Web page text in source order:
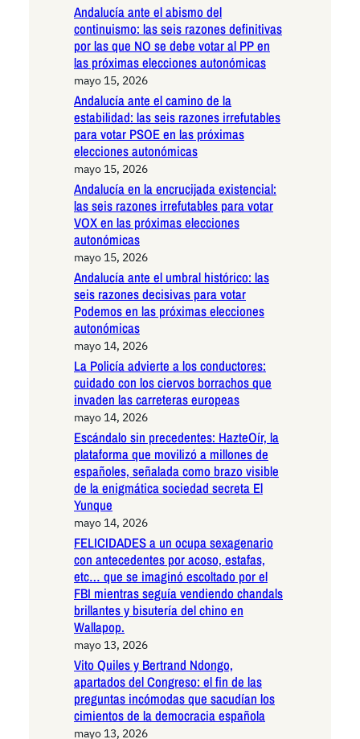
Andalucía ante el abismo del
continuismo: las seis razones definitivas
por las que NO se debe votar al PP en
las próximas elecciones autonómicas
mayo 15, 2026
Andalucía ante el camino de la
estabilidad: las seis razones irrefutables
para votar PSOE en las próximas
elecciones autonómicas
mayo 15, 2026
Andalucía en la encrucijada existencial:
las seis razones irrefutables para votar
VOX en las próximas elecciones
autonómicas
mayo 15, 2026
Andalucía ante el umbral histórico: las
seis razones decisivas para votar
Podemos en las próximas elecciones
autonómicas
mayo 14, 2026
La Policía advierte a los conductores:
cuidado con los ciervos borrachos que
invaden las carreteras europeas
mayo 14, 2026
Escándalo sin precedentes: HazteOír, la
plataforma que movilizó a millones de
españoles, señalada como brazo visible
de la enigmática sociedad secreta El
Yunque
mayo 14, 2026
FELICIDADES a un ocupa sexagenario
con antecedentes por acoso, estafas,
etc… que se imaginó escoltado por el
FBI mientras seguía vendiendo chandals
brillantes y bisutería del chino en
Wallapop.
mayo 13, 2026
Vito Quiles y Bertrand Ndongo,
apartados del Congreso: el fin de las
preguntas incómodas que sacudían los
cimientos de la democracia española
mayo 13, 2026